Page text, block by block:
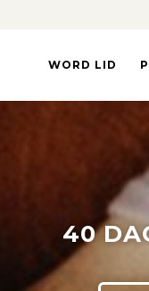
WORD LID
40